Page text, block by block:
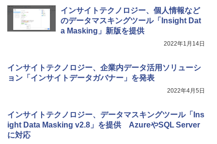
インサイトテクノロジー、個人情報など
のデータマスキングツール「Insight Dat
a Masking」新版を提供
2022年1月14日
インサイトテクノロジー、企業内データ活用ソリューシ
ョン「インサイトデータガバナー」を発表
2022年4月5日
インサイトテクノロジー、データマスキングツール「Ins
ight Data Masking v2.8」を提供 AzureやSQL Server
に対応